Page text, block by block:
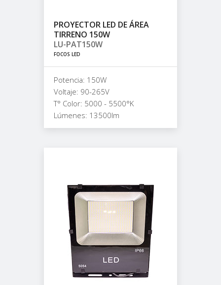
PROYECTOR LED DE ÁREA
TIRRENO 150W
LU-PAT150W
FOCOS LED
Potencia: 150W
Voltaje: 90-265V
T° Color: 5000 - 5500°K
Lúmenes: 13500lm